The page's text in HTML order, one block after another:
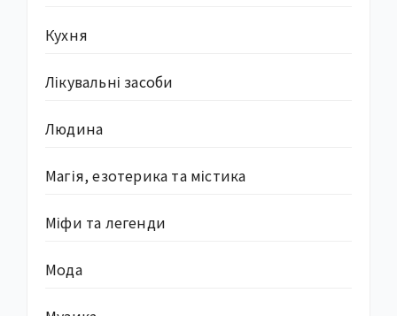
Кухня
Лікувальні засоби
Людина
Магія, езотерика та містика
Міфи та легенди
Мода